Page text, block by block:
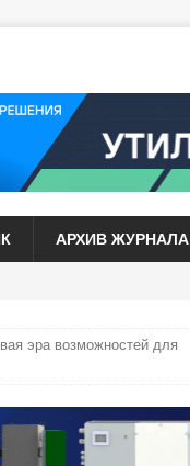
АРХИВ ЖУРНАЛА
эра возможностей для